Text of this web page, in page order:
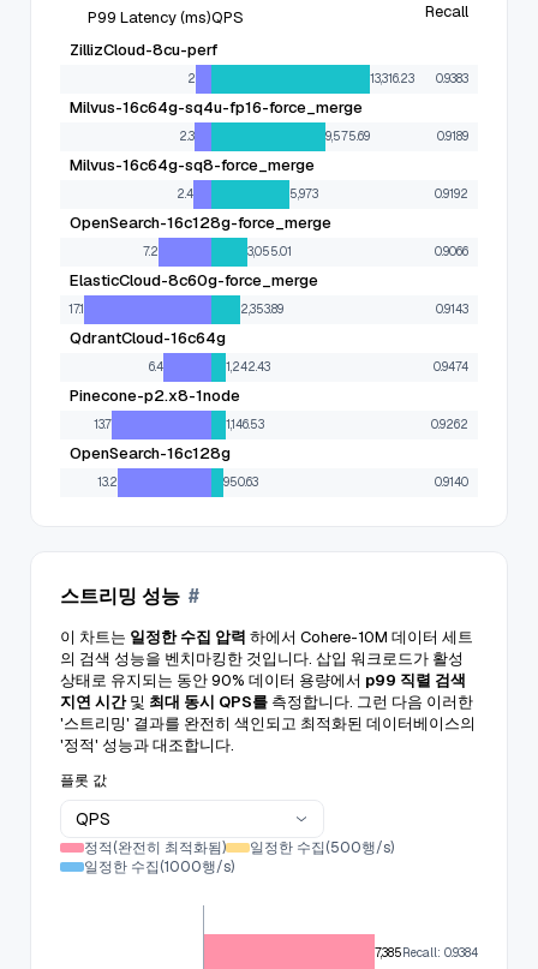
P99 Latency (ms)QPS
Recall
ZillizCloud-8cu-perf
2 13,316.23 0.9383
Milvus-16c64g-sq4u-fp16-force_merge
2.3 9,575.69 0.9189
Milvus-16c64g-sq8-force_merge
2.4 5,973 0.9192
OpenSearch-16c128g-force_merge
7.2 3,055.01 0.9066
ElasticCloud-8c60g-force_merge
17.1 2,353.89 0.9143
QdrantCloud-16c64g
6.4 1,242.43 0.9474
Pinecone-p2.x8-1node
13.7 1,146.53 0.9262
OpenSearch-16c128g
13.2 950.63 0.9140
스트리밍 성능 #
이 차트는 일정한 수집 압력 하에서 Cohere-10M 데이터 세트
의 검색 성능을 벤치마킹한 것입니다. 삽입 워크로드가 활성
상태로 유지되는 동안 90% 데이터 용량에서 p99 직렬 검색
지연 시간및 최대 동시 QPS를 측정합니다. 그런 다음 이러한
'스트리밍' 결과를 완전히 색인되고 최적화된 데이터베이스의
'정적' 성능과 대조합니다.
플롯 값
QPS
정적(완전히 최적화됨)
일정한 수집(500행/s)
일정한 수집(1000행/s)
7,385Recall: 0.9384